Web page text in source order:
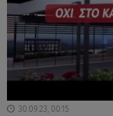
30.09.23, 00:15